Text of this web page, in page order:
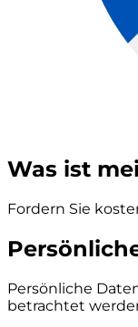
Was ist
Fordern Sie
Persönliche
betrachtet